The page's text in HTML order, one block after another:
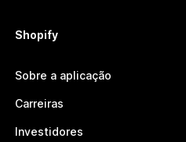
Shopify
Sobre a aplicação
Carreiras
Investidores